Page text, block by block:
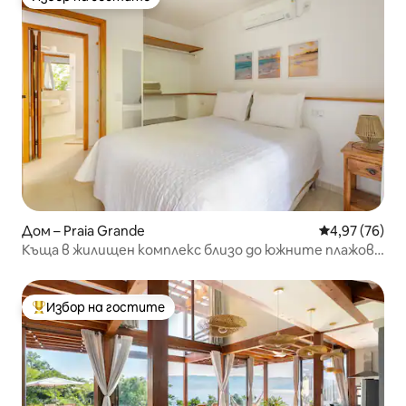
Избор на гостите
Дом – Praia Grande Средна
4,97 (76)
Къща в жилищен комплекс близо до южните плажове
Най-популярен избор на гостите
Избор на гостите